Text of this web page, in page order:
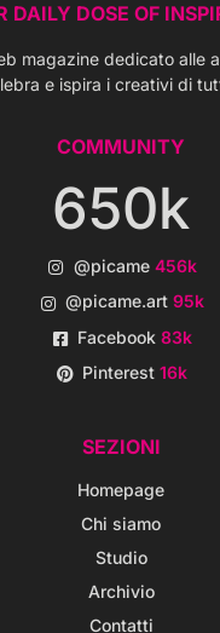
DAILY DOSE OF
magazine dedicato alle
e ispira i creativi di
COMMUNITY
650k
@picame 456k
@picame.art95k
Facebook83k
Pinterest16k
SEZIONI
Homepage
Chi siamo
Studio
Archivio
Contatti